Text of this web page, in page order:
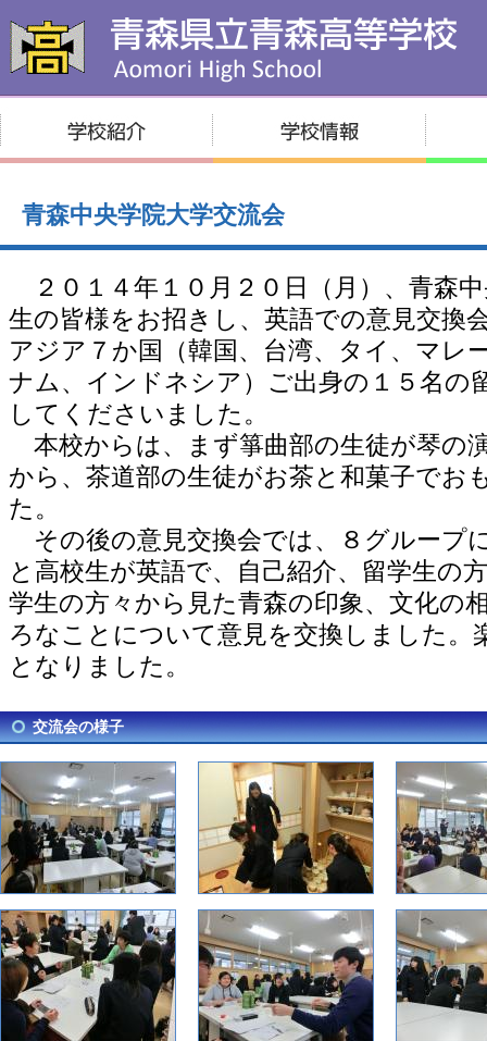
青森中央学院大学交流会
２０１４年１０月２０日（月）、青森
生の皆様をお招きし、英語での意見交換
アジア７か国（韓国、台湾、タイ、マレ
ナム、インドネシア）ご出身の１５名の
してくださいました。
本校からは、まず箏曲部の生徒が琴の
から、茶道部の生徒がお茶と和菓子でお
た。
その後の意見交換会では、８グループ
と高校生が英語で、自己紹介、留学生の
学生の方々から見た青森の印象、文化の
ろなことについて意見を交換しました。
となりました。
交流会の様子